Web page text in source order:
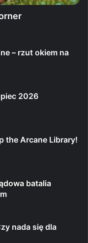
– rzut okiem na
2026
the Arcane Library!
batalia
nada się dla